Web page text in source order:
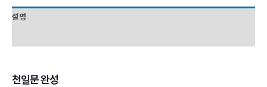
설명
천일문 완성